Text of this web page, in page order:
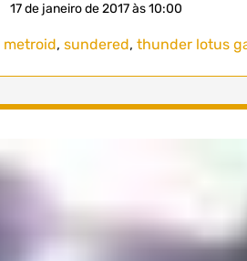
17 de janeiro de 2017 às 10:00
metroid, sundered, thunder lotus